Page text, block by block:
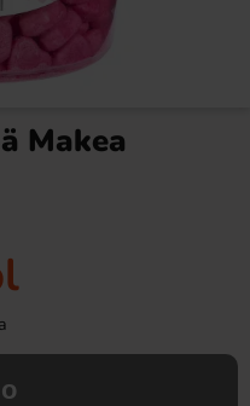
Ronny & Ragge Buttcracker
Chips Korv med bröd 150g
Makea